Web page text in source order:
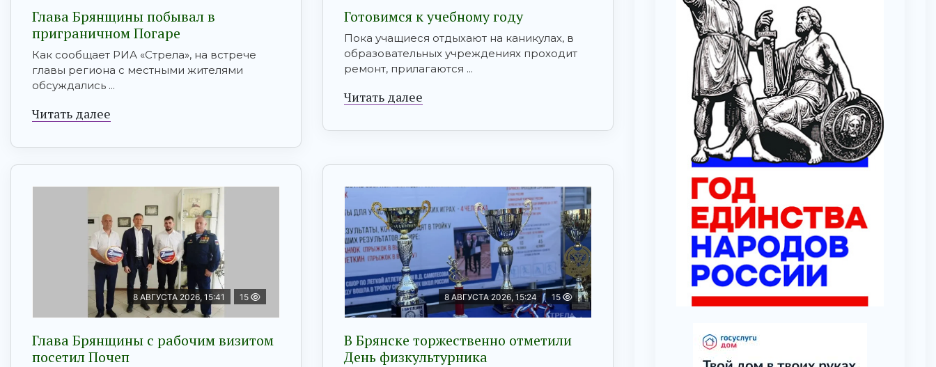
Глава Брянщины побывал в
приграничном Погаре
Как сообщает РИА «Стрела», на встрече
главы региона с местными жителями
обсуждались ...
Читать далее
Готовимся к учебному году
Пока учащиеся отдыхают на каникулах, в
образовательных учреждениях проходит
ремонт, прилагаются ...
Читать далее
8 АВГУСТА 2026, 15:41 15
Глава Брянщины с рабочим визитом
посетил Почеп
8 АВГУСТА 2026, 15:24 15
В Брянске торжественно отметили
День физкультурника